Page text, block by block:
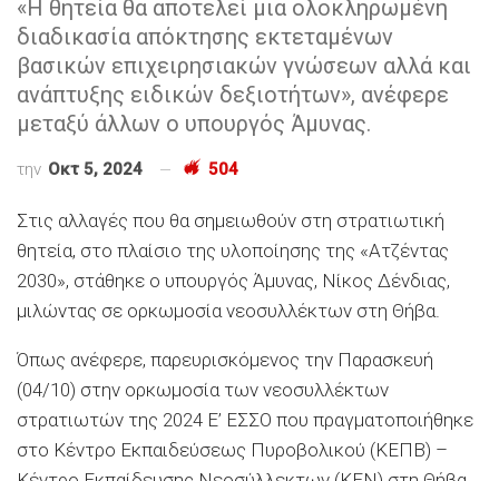
«Η θητεία θα αποτελεί μια ολοκληρωμένη
διαδικασία απόκτησης εκτεταμένων
βασικών επιχειρησιακών γνώσεων αλλά και
ανάπτυξης ειδικών δεξιοτήτων», ανέφερε
μεταξύ άλλων ο υπουργός Άμυνας.
την Οκτ 5, 2024 504
Στις αλλαγές που θα σημειωθούν στη στρατιωτική
θητεία, στο πλαίσιο της υλοποίησης της «Ατζέντας
2030», στάθηκε ο υπουργός Άμυνας, Νίκος Δένδιας,
μιλώντας σε ορκωμοσία νεοσυλλέκτων στη Θήβα.
Όπως ανέφερε, παρευρισκόμενος την Παρασκευή
(04/10) στην ορκωμοσία των νεοσυλλέκτων
στρατιωτών της 2024 Ε’ ΕΣΣΟ που πραγματοποιήθηκε
στο Κέντρο Εκπαιδεύσεως Πυροβολικού (ΚΕΠΒ) –